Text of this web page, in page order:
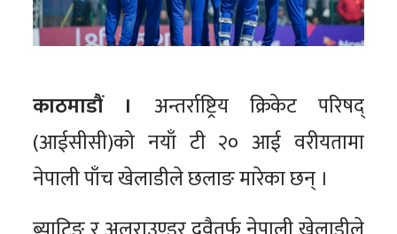
काठमाडौं । अन्तर्राष्ट्रिय क्रिकेट परिषद्
(आईसीसी)को नयाँ टी २० आई वरीयतामा
नेपाली पाँच खेलाडीले छलाङ मारेका छन् ।